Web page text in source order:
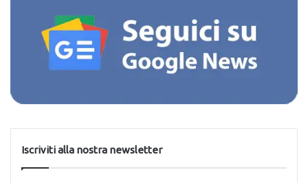
Iscriviti alla nostra newsletter